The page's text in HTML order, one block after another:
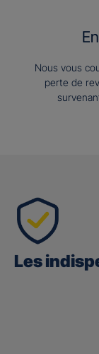
Nous vous
perte de
Les